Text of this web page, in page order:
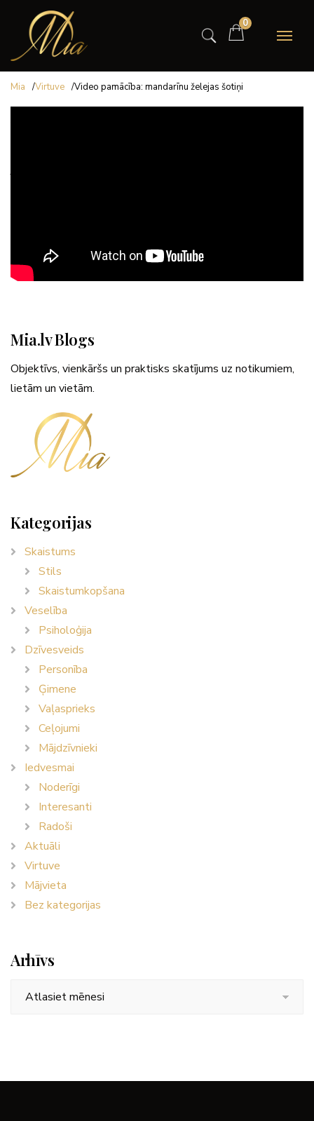
0
Mia /Virtuve /Video pamācība: mandarīnu želejas šotiņi
Mia.lv Blogs
Objektīvs, vienkāršs un praktisks skatījums uz notikumiem,
lietām un vietām.
Kategorijas
Skaistums
Stils
Skaistumkopšana
Veselība
Psiholoģija
Dzīvesveids
Personība
Ģimene
Vaļasprieks
Ceļojumi
Mājdzīvnieki
Iedvesmai
Noderīgi
Interesanti
Radoši
Aktuāli
Virtuve
Mājvieta
Bez kategorijas
Arhīvs